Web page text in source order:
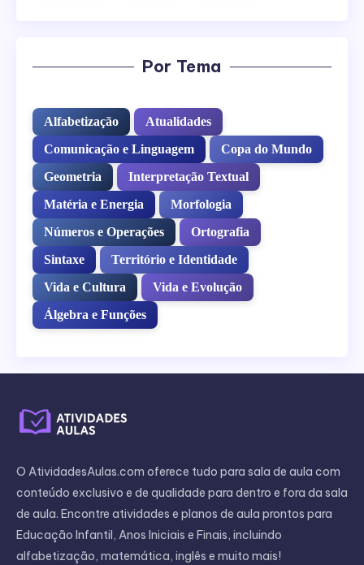
Por Tema
Alfabetização
Atualidades
Comunicação e Linguagem
Copa do Mundo
Geometria
Interpretação Textual
Matéria e Energia
Morfologia
Números e Operações
Ortografia
Sintaxe
Território e Identidade
Vida e Cultura
Vida e Evolução
Álgebra e Funções
O AtividadesAulas.com oferece tudo para sala de aula com
conteúdo exclusivo e de qualidade para dentro e fora da sala
de aula. Encontre atividades e planos de aula prontos para
Educação Infantil, Anos Iniciais e Finais, incluindo
alfabetização, matemática, inglês e muito mais!